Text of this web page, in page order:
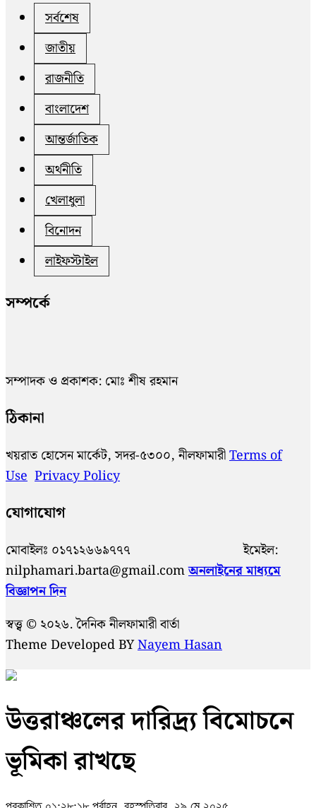
সর্বশেষ
জাতীয়
রাজনীতি
বাংলাদেশ
আন্তর্জাতিক
অর্থনীতি
খেলাধুলা
বিনোদন
লাইফস্টাইল
সম্পর্কে
সম্পাদক ও প্রকাশক: মোঃ শীষ রহমান
ঠিকানা
খয়রাত হোসেন মার্কেট, সদর-৫৩০০, নীলফামারীTerms of
Use Privacy Policy
যোগাযোগ
মোবাইলঃ ০১৭১২৬৬৯৭৭৭ ইমেইল:
nilphamari.barta@gmail.comঅনলাইনের মাধ্যমে
বিজ্ঞাপন দিন
স্বত্ত্ব © ২০২৬. দৈনিক নীলফামারী বার্তা
Theme Developed BYNayem Hasan
উত্তরাঞ্চলের দারিদ্র্য বিমোচনে
ভূমিকা রাখছে